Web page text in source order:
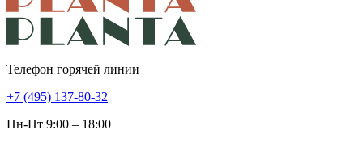
Телефон горячей линии
+7 (495) 137-80-32
Пн-Пт 9:00 – 18:00